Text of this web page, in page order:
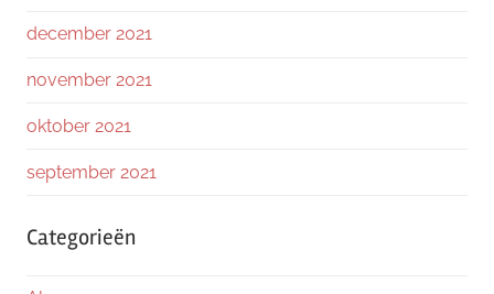
december 2021
november 2021
oktober 2021
september 2021
Categorieën